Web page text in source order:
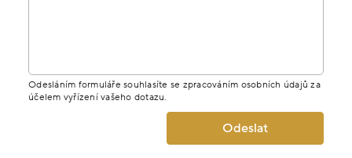
Odesláním formuláře souhlasíte se zpracováním osobních údajů za
účelem vyřízení vašeho dotazu.
Odeslat